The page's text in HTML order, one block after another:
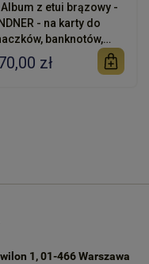
Album z etui brązowy -
- na karty do
banknotów,
zł
1, 01-466 Warszawa